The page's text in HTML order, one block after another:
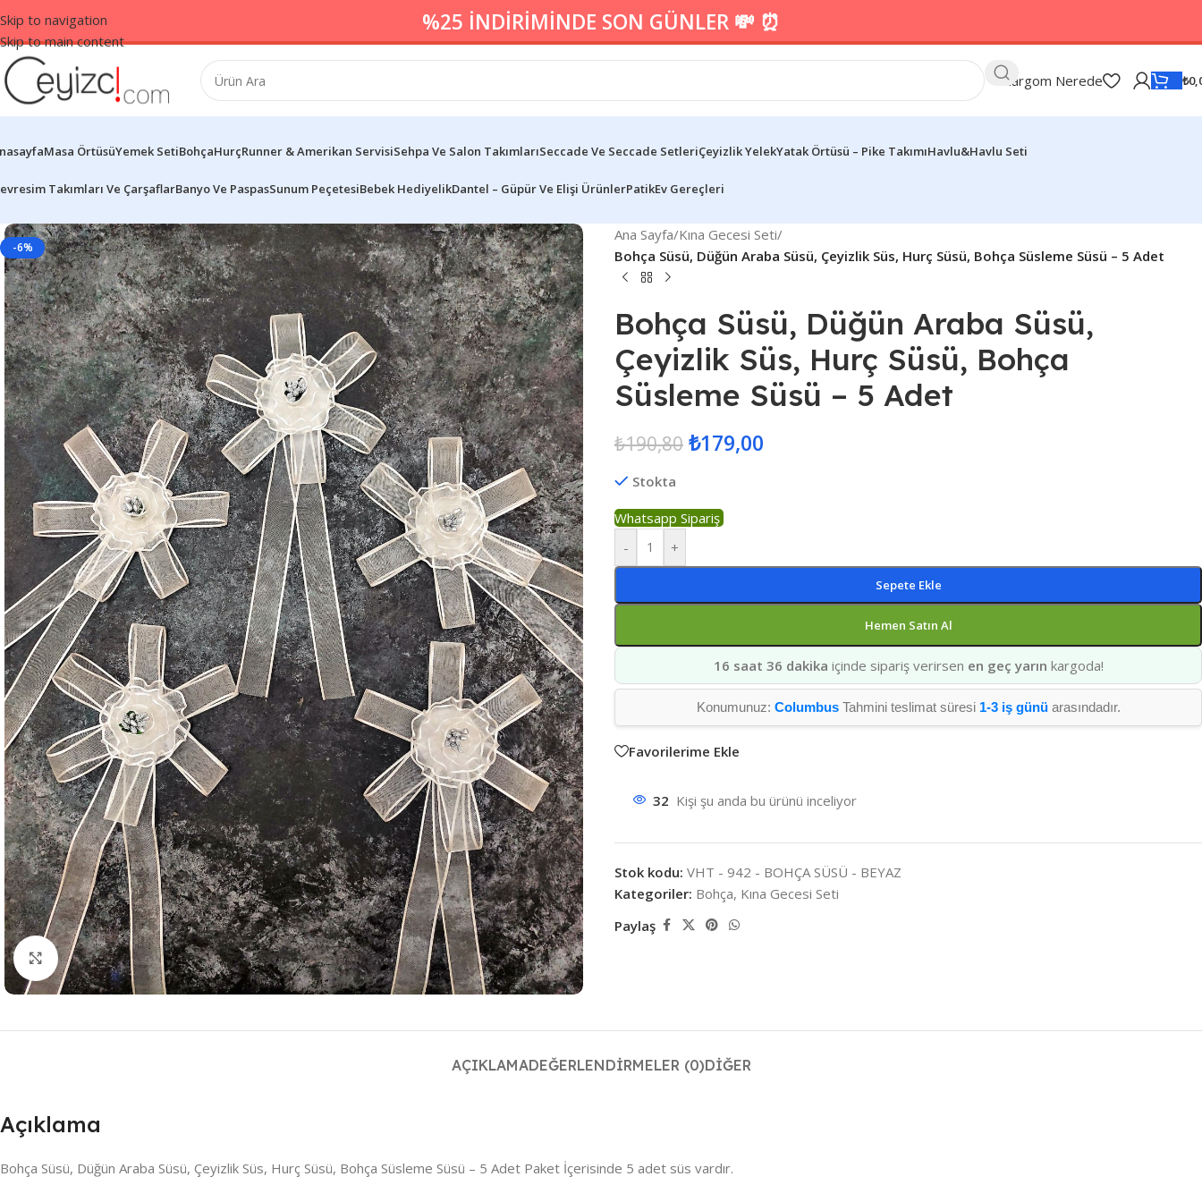
Skip to navigation
Skip to main content
%25 İNDİRİMİNDE SON GÜNLER 💸 ⏰
Kargom Nerede ₺
Masa ÖrtüsüYemek SetiBohçaHurçRunner & Amerikan ServisiSehpa Ve Salon TakımlarıSeccade Ve Seccade SetleriÇeyizlik YelekYatak Örtüsü – Pike TakımıHavlu&Havlu Seti
Takımları Ve ÇarşaflarBanyo Ve PaspasSunum PeçetesiBebek HediyelikDantel – Güpür Ve Elişi ÜrünlerPatikEv Gereçleri
-6%
Resmi Büyüt
Ana Sayfa/Kına Gecesi Seti/
Bohça Süsü, Düğün Araba Süsü, Çeyizlik Süs, Hurç Süsü, Bohça Süsleme Süsü – 5 Adet
Bohça Süsü, Düğün Araba Süsü,
Çeyizlik Süs, Hurç Süsü, Bohça
Süsleme Süsü – 5 Adet
₺190,80 ₺179,00
Stokta
Whatsapp Sipariş
-
+
Sepete Ekle
Hemen Satın Al
16 saat 36 dakika içinde sipariş verirsen en geç yarın kargoda!
Konumunuz: ColumbusTahmini teslimat süresi 1-3 iş günüarasındadır.
Favorilerime Ekle
32 Kişi şu anda bu ürünü inceliyor
Stok kodu: VHT - 942 - BOHÇA SÜSÜ - BEYAZ
Kategoriler: Bohça, Kına Gecesi Seti
Paylaş
AÇIKLAMADEĞERLENDIRMELER (0)DIĞER
Açıklama
Bohça Süsü, Düğün Araba Süsü, Çeyizlik Süs, Hurç Süsü, Bohça Süsleme Süsü – 5 Adet Paket İçerisinde 5 adet süs vardır.